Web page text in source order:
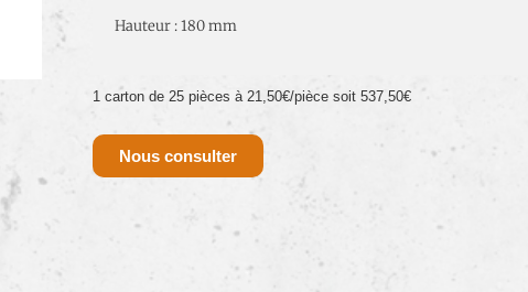
Hauteur : 180 mm
1 carton de 25 pièces à 21,50€/pièce soit 537,50€
Nous consulter